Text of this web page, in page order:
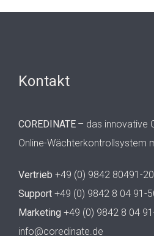
Kontakt
COREDINATE – das innovative
Online-Wächterkontrollsystem
Vertrieb +49 (0) 9842 80491-20
Support +49 (0) 9842 8 04 91-
Marketing +49 (0) 9842 8 04
info@coredinate.de